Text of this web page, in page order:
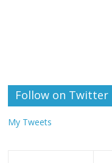
Follow on Twitter
My Tweets